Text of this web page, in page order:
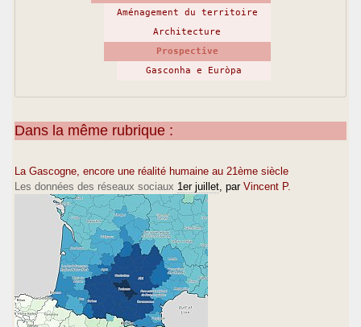
Aménagement du territoire
Architecture
Prospective
Gasconha e Euròpa
Dans la même rubrique :
La Gascogne, encore une réalité humaine au 21ème siècle
Les données des réseaux sociaux 1er juillet , par Vincent P.